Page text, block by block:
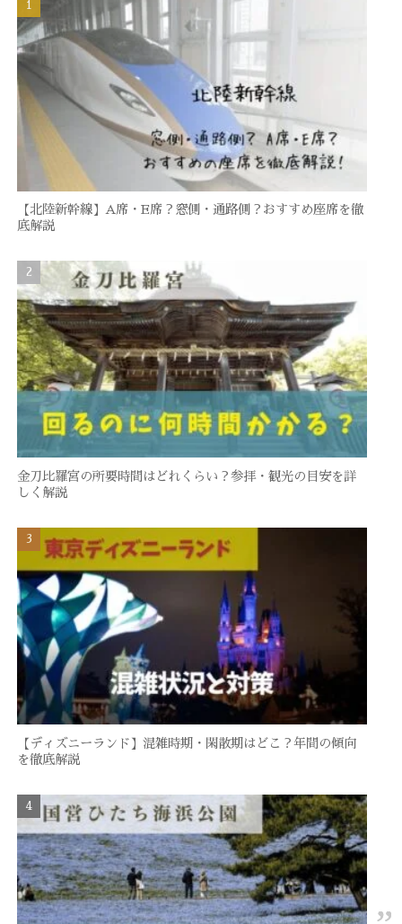
【北陸新幹線】A席・E席？窓側・通路側？おすすめ座席を徹
底解説
金刀比羅宮の所要時間はどれくらい？参拝・観光の目安を詳
しく解説
【ディズニーランド】混雑時期・閑散期はどこ？年間の傾向
を徹底解説